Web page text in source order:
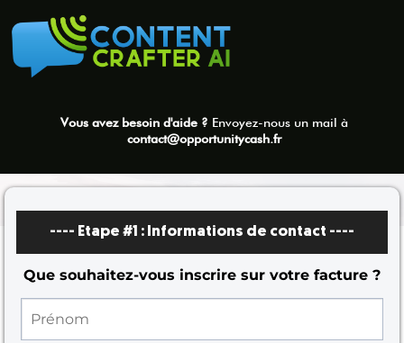
Vous avez besoin d'aide ? Envoyez-nous un mail à
contact@opportunitycash.fr
---- Etape #1 : Informations de contact ----
Que souhaitez-vous inscrire sur votre facture ?